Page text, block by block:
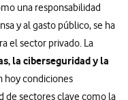
una responsabilidad
y al gasto público, se ha
el sector privado. La
la ciberseguridad y la
hoy condiciones
de sectores clave como la